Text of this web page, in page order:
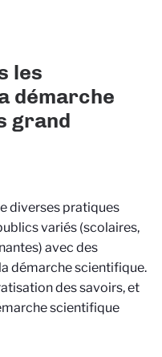
les
démarche
grand
diverses pratiques
variés (scolaires,
avec des
démarche scientifique.
des savoirs, et
scientifique